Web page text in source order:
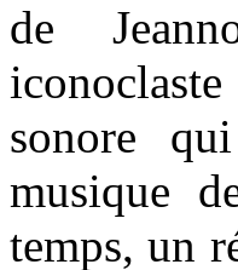
de
sonore
musique
temps, un